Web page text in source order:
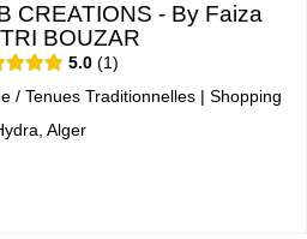
CREATIONS - By Faiza
BOUZAR
5.0
1
/ Tenues Traditionnelles |Shopping
Alger